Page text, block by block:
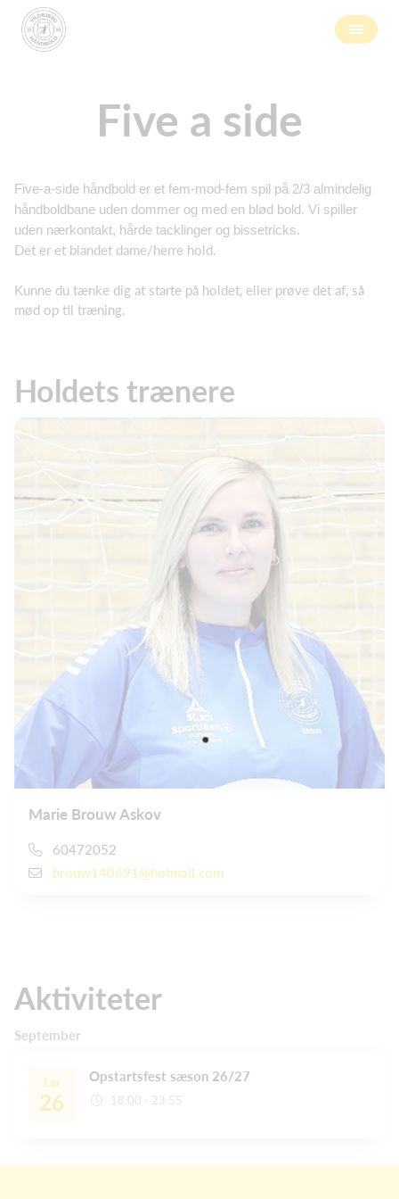
Five a side
Five-a-side håndbold er et fem-mod-fem spil på 2/3 almindelig
håndboldbane uden dommer og med en blød bold. Vi spiller
uden nærkontakt, hårde tacklinger og bissetricks.
Det er et blandet dame/herre hold.
Kunne du tænke dig at starte på holdet, eller prøve det af, så
mød op til træning.
Holdets trænere
Marie Brouw Askov
60472052
brouw140691@hotmail.com
Aktiviteter
September
Lør
26
Opstartsfest sæson 26/27
18:00 - 23:55